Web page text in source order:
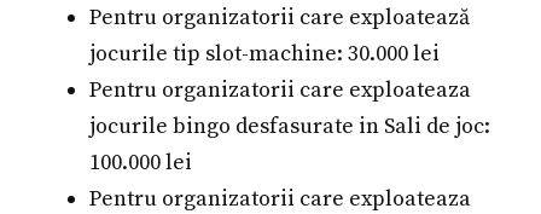
Pentru organizatorii care exploatează
jocurile tip slot-machine: 30.000 lei
Pentru organizatorii care exploateaza
jocurile bingo desfasurate in Sali de joc:
100.000 lei
Pentru organizatorii care exploateaza